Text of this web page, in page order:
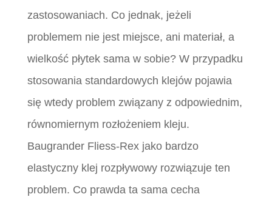
zastosowaniach. Co jednak, jeżeli
problemem nie jest miejsce, ani materiał, a
wielkość płytek sama w sobie? W przypadku
stosowania standardowych klejów pojawia
się wtedy problem związany z odpowiednim,
równomiernym rozłożeniem kleju.
Baugrander Fliess-Rex jako bardzo
elastyczny klej rozpływowy rozwiązuje ten
problem. Co prawda ta sama cecha